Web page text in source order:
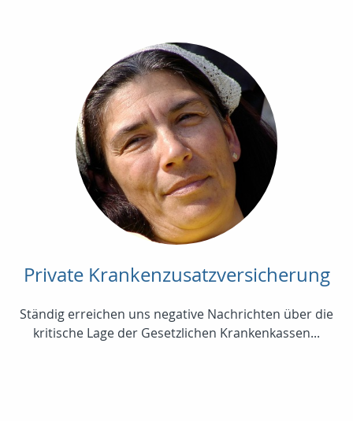
Private Krankenzusatzversicherung
Ständig erreichen uns negative Nachrichten über die
kritische Lage der Gesetzlichen Krankenkassen...